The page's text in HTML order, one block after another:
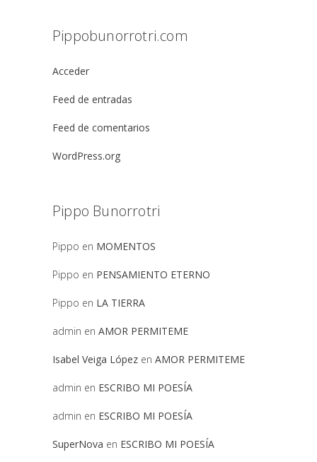
Pippobunorrotri.com
Acceder
Feed de entradas
Feed de comentarios
WordPress.org
Pippo Bunorrotri
Pippo en MOMENTOS
Pippo en PENSAMIENTO ETERNO
Pippo en LA TIERRA
admin en AMOR PERMITEME
Isabel Veiga López en AMOR PERMITEME
admin en ESCRIBO MI POESÍA
admin en ESCRIBO MI POESÍA
SuperNova en ESCRIBO MI POESÍA